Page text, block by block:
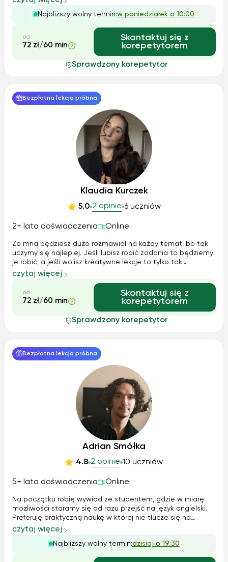
gramatyką i nadrabiamy materiał ze szkoły, a także
pomagam w odrabianiu bieżących prac d...
Najbliższy wolny termin:w poniedziałek o 10:00
od
72 zł/60 min
Skontaktuj się z
korepetytorem
Sprawdzony korepetytor
Bezpłatna lekcja próbna
Klaudia Kurczek
5.0 2 opinie 6 uczniów
2+ lata doświadczenia Online
Ze mną będziesz dużo rozmawiał na każdy temat, bo tak
uczymy się najlepiej. Jeśli lubisz robić zadania to będziemy
je robić, a jeśli wolisz kreatywne lekcje to tylko tak
będziemy się uczyć! Moim głównym zadaniem będzie to
bo klucz to pewność...
czytaj więcej
od
72 zł/60 min
Skontaktuj się z
korepetytorem
Sprawdzony korepetytor
Bezpłatna lekcja próbna
Adrian Smółka
4.8 2 opinie 10 uczniów
5+ lata doświadczenia Online
Na początku robię wywiad ze studentem, gdzie w miarę
możliwości staramy się od razu przejść na język angielski.
Preferuję praktyczną naukę w której nie tłucze się na
pamięć formułek, tylko Standardowa lekcja złożona jest
większości z rozmowy, praktycznych ćwiczeń
gramatycznych, w zależności od poz...
czytaj więcej
Najbliższy wolny termin:dzisiaj o 19:30